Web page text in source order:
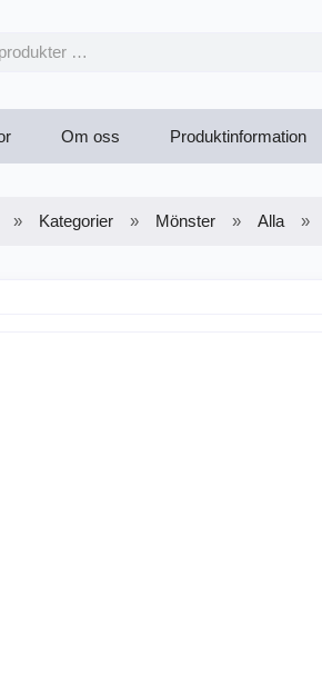
Om oss Produktinformation
Kategorier Mönster Alla